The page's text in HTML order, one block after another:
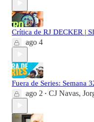
Crítica de RJ DECKER |
ago 4
Fuera de Series: Semana
ago 2 • CJ Navas,